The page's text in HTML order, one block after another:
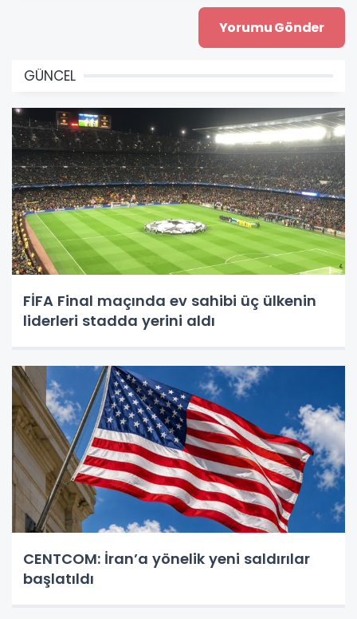
GÜNCEL
FİFA Final maçında ev sahibi üç ülkenin
liderleri stadda yerini aldı
CENTCOM: İran’a yönelik yeni saldırılar
başlatıldı